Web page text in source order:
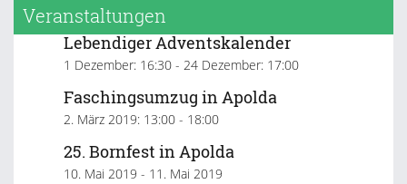
Veranstaltungen
Lebendiger Adventskalender
1 Dezember: 16:30 - 24 Dezember: 17:00
Faschingsumzug in Apolda
2. März 2019: 13:00 - 18:00
25. Bornfest in Apolda
10. Mai 2019 - 11. Mai 2019